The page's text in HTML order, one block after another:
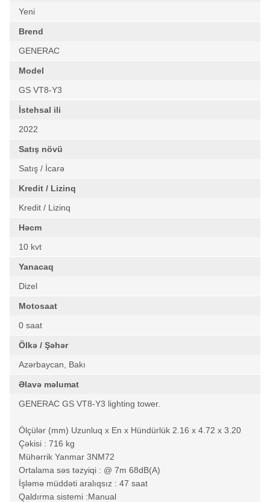
Yeni
Brend
GENERAC
Model
GS VT8-Y3
İstehsal ili
2022
Satış növü
Satış / İcarə
Kredit / Lizinq
Kredit / Lizinq
Həcm
10 kvt
Yanacaq
Dizel
Motosaat
0 saat
Ölkə / Şəhər
Azərbaycan, Bakı
Əlavə məlumat
GENERAC GS VT8-Y3 lighting tower.
Ölçülər (mm) Uzunluq x En x Hündürlük 2.16 x 4.72 x 3.20
Çəkisi : 716 kg
Mühərrik Yanmar 3NM72
Ortalama səs təzyiqi : @ 7m 68dB(A)
İşləmə müddəti aralıqsız : 47 saat
Qaldırma sistemi :Manual